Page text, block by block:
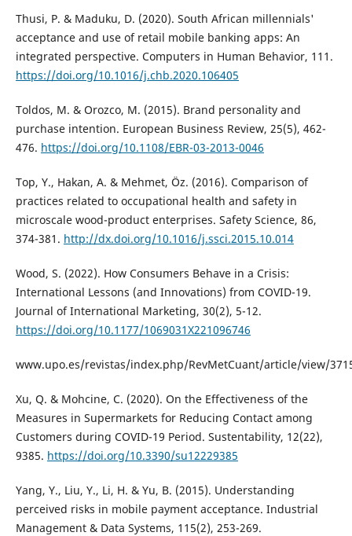
Thusi, P. & Maduku, D. (2020). South African millennials'
acceptance and use of retail mobile banking apps: An
integrated perspective. Computers in Human Behavior, 111.
https://doi.org/10.1016/j.chb.2020.106405
Toldos, M. & Orozco, M. (2015). Brand personality and
purchase intention. European Business Review, 25(5), 462-
476. https://doi.org/10.1108/EBR-03-2013-0046
Top, Y., Hakan, A. & Mehmet, Öz. (2016). Comparison of
practices related to occupational health and safety in
microscale wood-product enterprises. Safety Science, 86,
374-381. http://dx.doi.org/10.1016/j.ssci.2015.10.014
Wood, S. (2022). How Consumers Behave in a Crisis:
International Lessons (and Innovations) from COVID-19.
Journal of International Marketing, 30(2), 5-12.
https://doi.org/10.1177/1069031X221096746
www.upo.es/revistas/index.php/RevMetCuant/article/view/
Xu, Q. & Mohcine, C. (2020). On the Effectiveness of the
Measures in Supermarkets for Reducing Contact among
Customers during COVID-19 Period. Sustentability, 12(22),
9385. https://doi.org/10.3390/su12229385
Yang, Y., Liu, Y., Li, H. & Yu, B. (2015). Understanding
perceived risks in mobile payment acceptance. Industrial
Management & Data Systems, 115(2), 253-269.